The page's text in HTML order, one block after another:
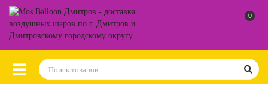
0